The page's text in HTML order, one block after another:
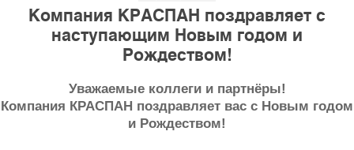
Компания КРАСПАН поздравляет с
наступающим Новым годом и
Рождеством!
Уважаемые коллеги и партнёры!
Компания КРАСПАН поздравляет вас с Новым годом
и Рождеством!